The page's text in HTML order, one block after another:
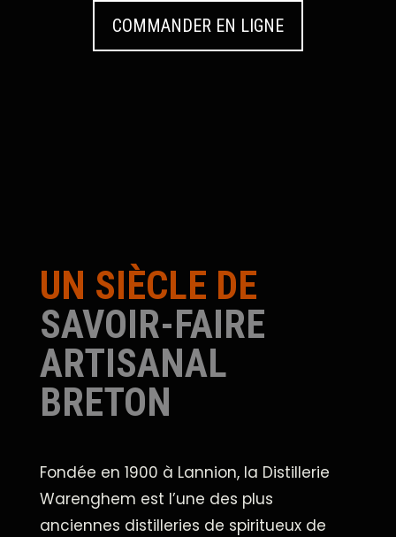
COMMANDER EN LIGNE
UN SIÈCLE DE
SAVOIR-FAIRE
ARTISANAL
BRETON
Fondée en 1900 à Lannion, la Distillerie
Warenghem est l’une des plus
anciennes distilleries de spiritueux de